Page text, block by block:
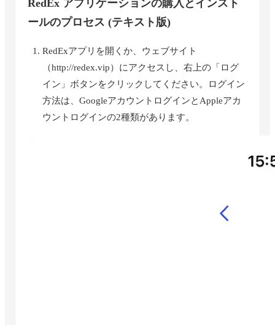
RedEx アプリケーションの購入とインスト
ールのプロセス (テキスト版)
RedExアプリを開くか、ウェブサイト
（http://redex.vip）にアクセスし、右上の「ログ
イン」ボタンをクリックしてください。ログイン
方法は、GoogleアカウントログインとAppleアカ
ウントログインの2種類があります。